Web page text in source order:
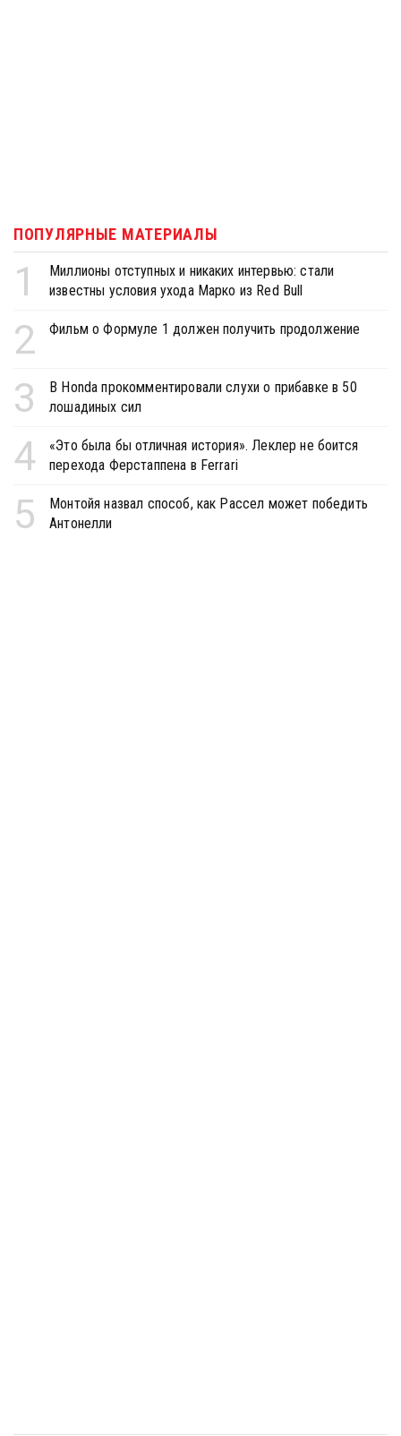
ПОПУЛЯРНЫЕ МАТЕРИАЛЫ
1
Миллионы отступных и никаких интервью: стали
известны условия ухода Марко из Red Bull
2 Фильм о Формуле 1 должен получить продолжение
3
В Honda прокомментировали слухи о прибавке в 50
лошадиных сил
4
«Это была бы отличная история». Леклер не боится
перехода Ферстаппена в Ferrari
5
Монтойя назвал способ, как Рассел может победить
Антонелли